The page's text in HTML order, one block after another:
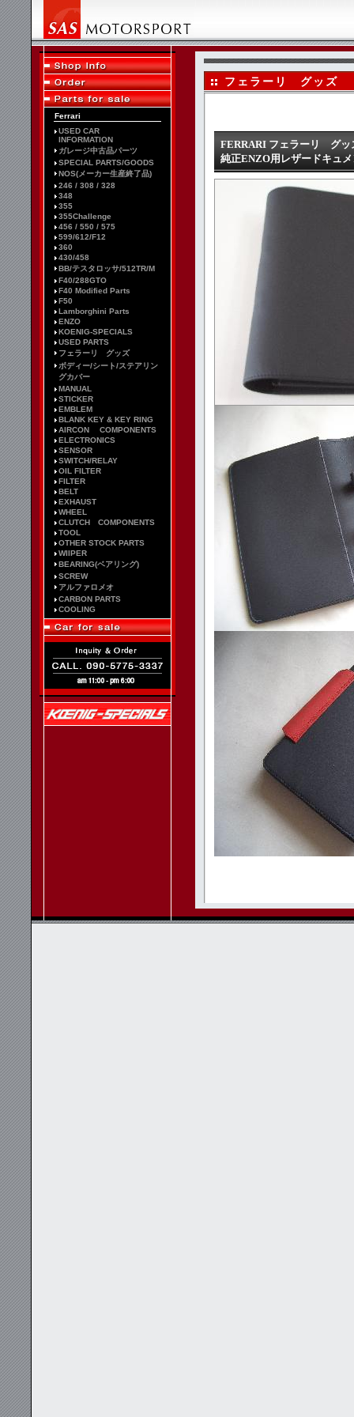
Ferrari
USED CAR
INFORMATION
ガレージ中古品パーツ
SPECIAL PARTS/GOODS
NOS(メーカー生産終了品)
246 / 308 / 328
348
355
355Challenge
456 / 550 / 575
599/612/F12
360
430/458
BB/テスタロッサ/512TR/M
F40/288GTO
F40 Modified Parts
F50
Lamborghini Parts
ENZO
KOENIG-SPECIALS
USED PARTS
フェラーリ グッズ
ボディー/シート/ステアリン
グカバー
MANUAL
STICKER
EMBLEM
BLANK KEY & KEY RING
AIRCON COMPONENTS
ELECTRONICS
SENSOR
SWITCH/RELAY
OIL FILTER
FILTER
BELT
EXHAUST
WHEEL
CLUTCH COMPONENTS
TOOL
OTHER STOCK PARTS
WIIPER
BEARING(ベアリング)
SCREW
アルファロメオ
CARBON PARTS
COOLING
フェラーリ グッズ
FERRARI フェラーリ グッ
純正ENZO用レザードキュ